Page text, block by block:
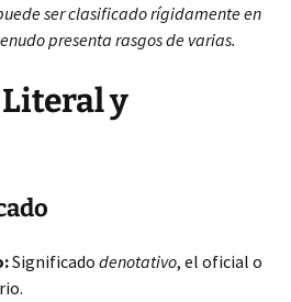
ser clasificado rígidamente en
presenta rasgos de varias.
y
Significado denotativo, el oficial o